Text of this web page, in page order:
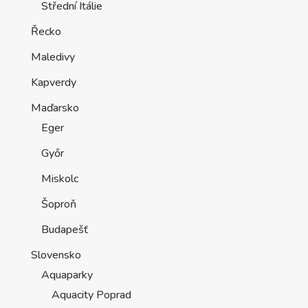
Střední Itálie
Řecko
Maledivy
Kapverdy
Maďarsko
Eger
Győr
Miskolc
Šoproň
Budapešť
Slovensko
Aquaparky
Aquacity Poprad